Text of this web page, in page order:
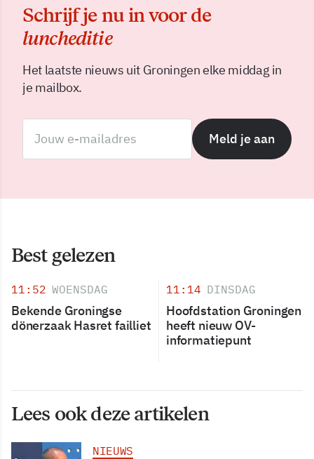
Schrijf je nu in voor de
luncheditie
Het laatste nieuws uit Groningen elke middag in
je mailbox.
Meld je aan
Best gelezen
11:52 WOENSDAG
Bekende Groningse
dönerzaak Hasret failliet
11:14 DINSDAG
Hoofdstation Groningen
heeft nieuw OV-
informatiepunt
Lees ook deze artikelen
NIEUWS